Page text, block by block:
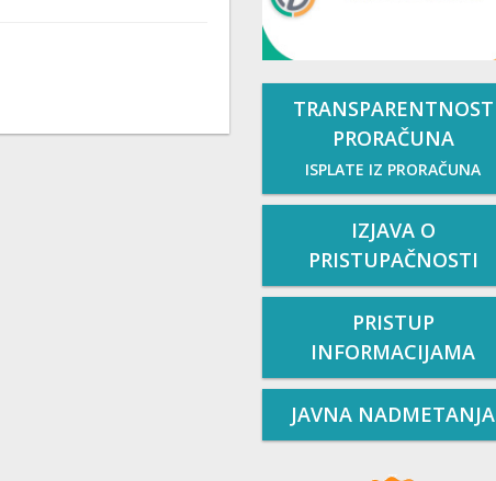
TRANSPARENTNOST
PRORAČUNA
ISPLATE IZ PRORAČUNA
IZJAVA O
PRISTUPAČNOSTI
PRISTUP
INFORMACIJAMA
JAVNA NADMETANJA